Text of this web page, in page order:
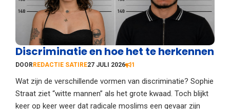
Discriminatie en hoe het te herkennen
DOORREDACTIE SATIRE27 JULI 2026 1
Wat zijn de verschillende vormen van discriminatie? Sophie
Straat ziet “witte mannen” als het grote kwaad. Toch blijkt
keer op keer weer dat radicale moslims een gevaar zijn